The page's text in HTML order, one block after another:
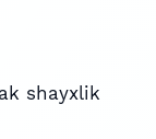
shayxlik